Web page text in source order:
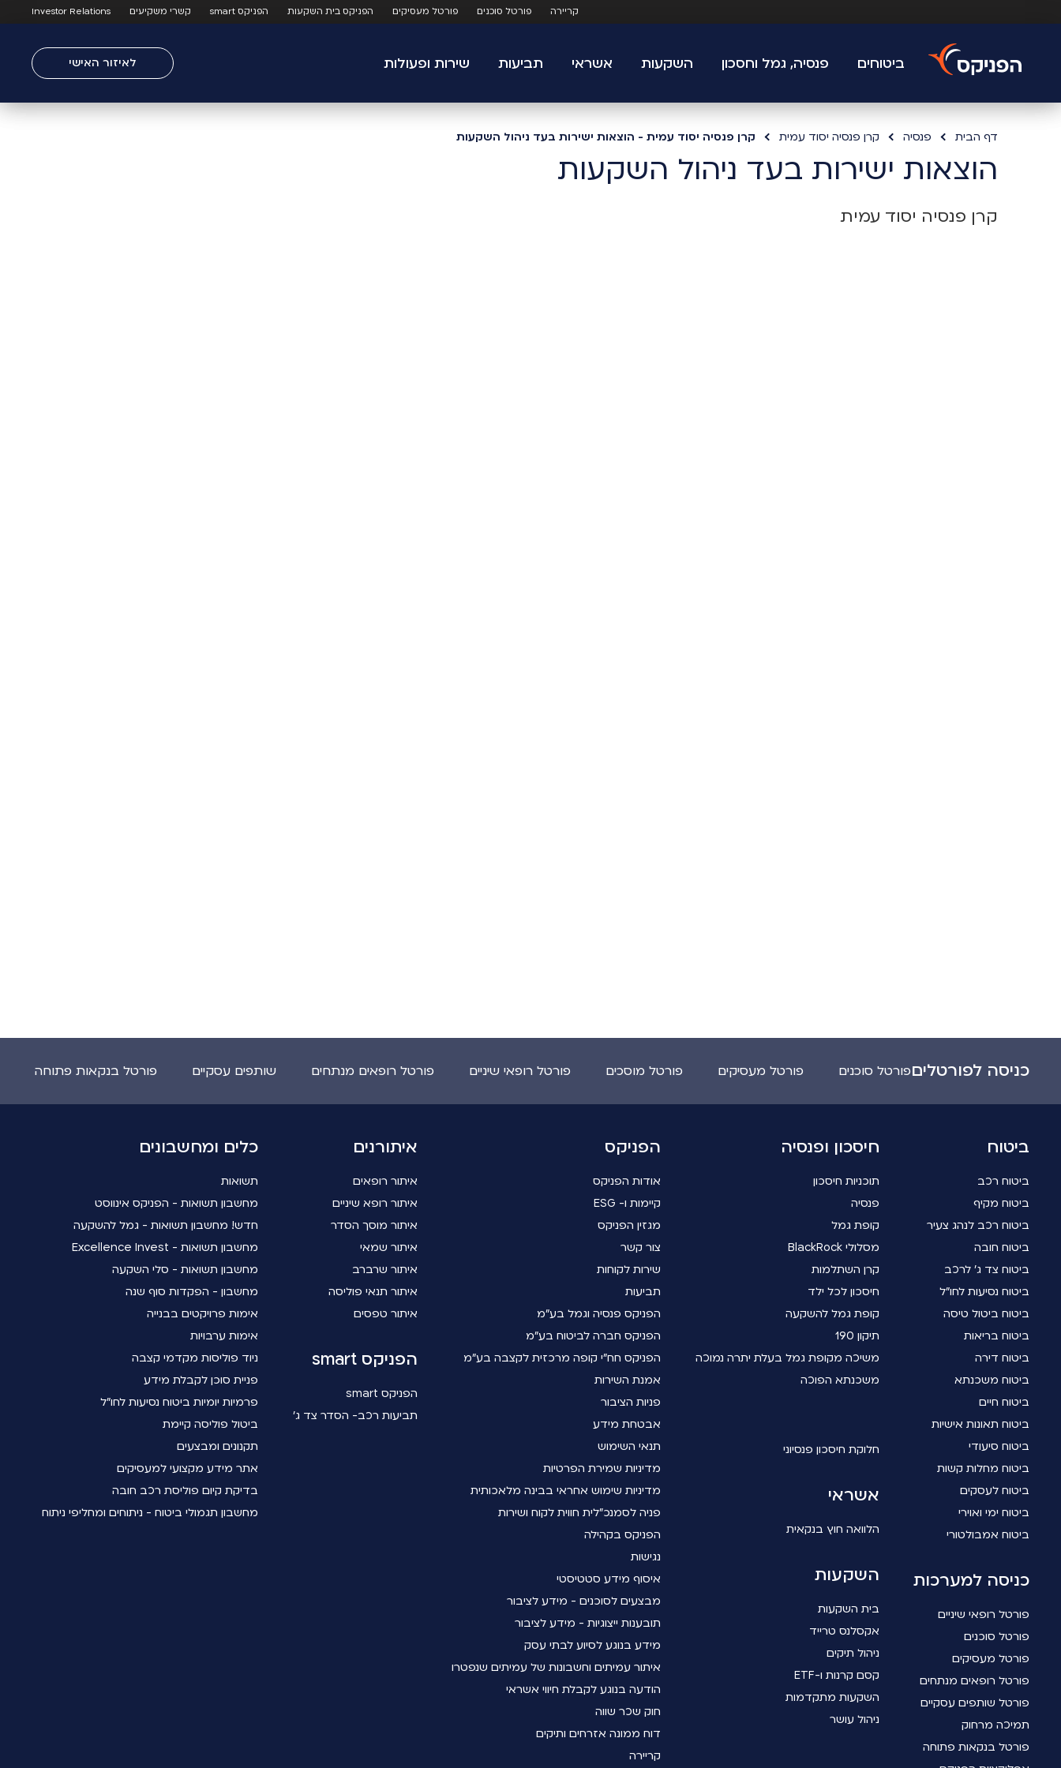
קריירה פורטל סוכנים פורטל מעסיקים הפניקס בית השקעות הפניקס smart קשרי משקיעים Investor Relations
ביטוחים פנסיה, גמל וחסכון השקעות אשראי תביעות שירות ופעולות לאיזור האישי
דף הבית פנסיה קרן פנסיה יסוד עמית קרן פנסיה יסוד עמית - הוצאות ישירות בעד ניהול השקעות
הוצאות ישירות בעד ניהול השקעות
קרן פנסיה יסוד עמית
כניסה לפורטליםפורטל סוכנים פורטל מעסיקים פורטל מוסכים פורטל רופאי שיניים פורטל רופאים מנתחים שותפים עסקיים פורטל בנקאות פתוחה
ביטוח
ביטוח רכב
ביטוח מקיף
ביטוח רכב לנהג צעיר
ביטוח חובה
ביטוח צד ג' לרכב
ביטוח נסיעות לחו"ל
ביטוח ביטול טיסה
ביטוח בריאות
ביטוח דירה
ביטוח משכנתא
ביטוח חיים
ביטוח תאונות אישיות
ביטוח סיעודי
ביטוח מחלות קשות
ביטוח לעסקים
ביטוח ימי ואוירי
ביטוח אמבולטורי
כניסה למערכות
פורטל רופאי שיניים
פורטל סוכנים
פורטל מעסיקים
פורטל רופאים מנתחים
פורטל שותפים עסקיים
תמיכה מרחוק
פורטל בנקאות פתוחה
חיסכון ופנסיה
תוכניות חיסכון
פנסיה
קופת גמל
מסלולי BlackRock
קרן השתלמות
חיסכון לכל ילד
קופת גמל להשקעה
תיקון 190
משיכה מקופת גמל בעלת יתרה נמוכה
משכנתא הפוכה
חלוקת חיסכון פנסיוני
אשראי
הלוואה חוץ בנקאית
השקעות
בית השקעות
אקסלנס טרייד
ניהול תיקים
קסם קרנות ו-ETF
השקעות מתקדמות
ניהול עושר
הפניקס
אודות הפניקס
קיימות ו- ESG
מגזין הפניקס
צור קשר
שירות לקוחות
תביעות
הפניקס פנסיה וגמל בע"מ
הפניקס חברה לביטוח בע"מ
הפניקס חח"י קופה מרכזית לקצבה בע"מ
אמנת השירות
פניות הציבור
אבטחת מידע
תנאי השימוש
מדיניות שמירת הפרטיות
מדיניות שימוש אחראי בבינה מלאכותית
פניה לסמנכ"לית חווית לקוח ושירות
הפניקס בקהילה
נגישות
איסוף מידע סטטיסטי
מבצעים לסוכנים - מידע לציבור
תובענות ייצוגיות - מידע לציבור
מידע בנוגע לסיוע לבתי עסק
איתור עמיתים וחשבונות של עמיתים שנפטרו
הודעה בנוגע לקבלת חיווי אשראי
חוק שכר שווה
דוח ממונה אזרחים ותיקים
קריירה
איתורנים
איתור רופאים
איתור רופא שיניים
איתור מוסך הסדר
איתור שמאי
איתור שרברב
איתור תנאי פוליסה
איתור טפסים
הפניקס smart
הפניקס smart
תביעות רכב- הסדר צד ג'
כלים ומחשבונים
תשואות
מחשבון תשואות - הפניקס אינווסט
חדש! מחשבון תשואות - גמל להשקעה
מחשבון תשואות - Excellence Invest
מחשבון תשואות - סלי השקעה
מחשבון - הפקדות סוף שנה
אימות פרויקטים בבנייה
אימות ערבויות
ניוד פוליסות מקדמי קצבה
פניית סוכן לקבלת מידע
פרמיות יומיות ביטוח נסיעות לחו"ל
ביטול פוליסה קיימת
תקנונים ומבצעים
אתר מידע מקצועי למעסיקים
בדיקת קיום פוליסת רכב חובה
מחשבון תגמולי ביטוח - ניתוחים ומחליפי ניתוח